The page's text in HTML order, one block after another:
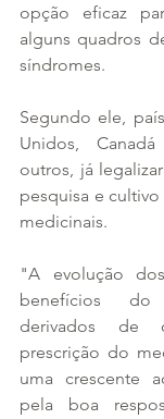
opção eficaz
alguns quadros
síndromes.
Segundo ele,
Unidos,
outros, já
pesquisa e
medicinais.
"A evolução
benefícios
derivados de
prescrição do
uma crescente
pela boa